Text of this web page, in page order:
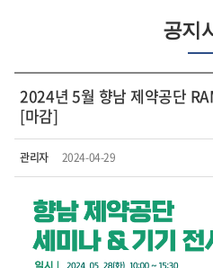
공지
2024년 5월 향남 제약공단
[마감]
관리자 2024-04-29